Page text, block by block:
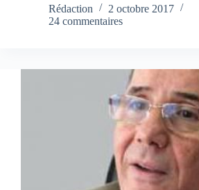
Rédaction
2 octobre 2017
24 commentaires